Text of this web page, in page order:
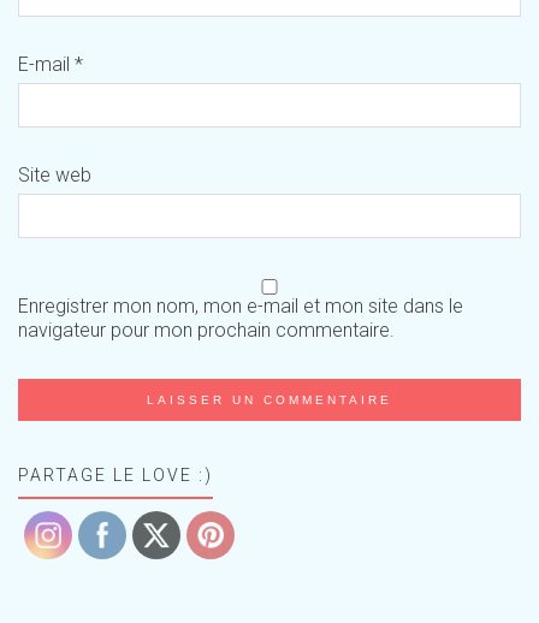
E-mail *
Site web
Enregistrer mon nom, mon e-mail et mon site dans le
navigateur pour mon prochain commentaire.
PARTAGE LE LOVE :)